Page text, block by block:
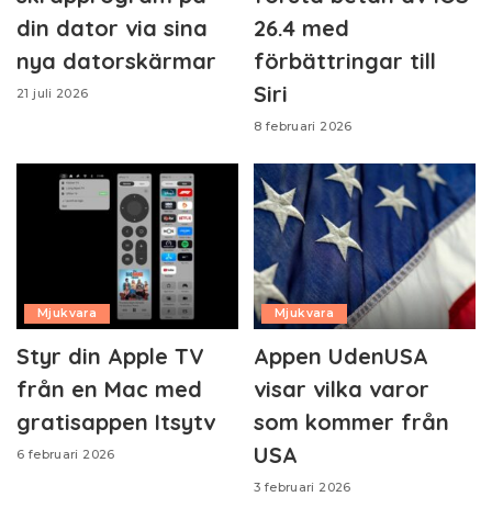
din dator via sina
nya datorskärmar
21 juli 2026
26.4 med
förbättringar till
Siri
8 februari 2026
Mjukvara
Styr din Apple TV
från en Mac med
gratisappen Itsytv
6 februari 2026
Mjukvara
Appen UdenUSA
visar vilka varor
som kommer från
USA
3 februari 2026